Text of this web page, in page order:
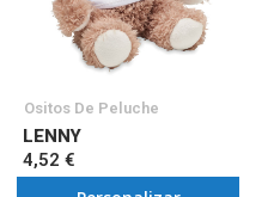
Ositos De Peluche
LENNY
4,52 €